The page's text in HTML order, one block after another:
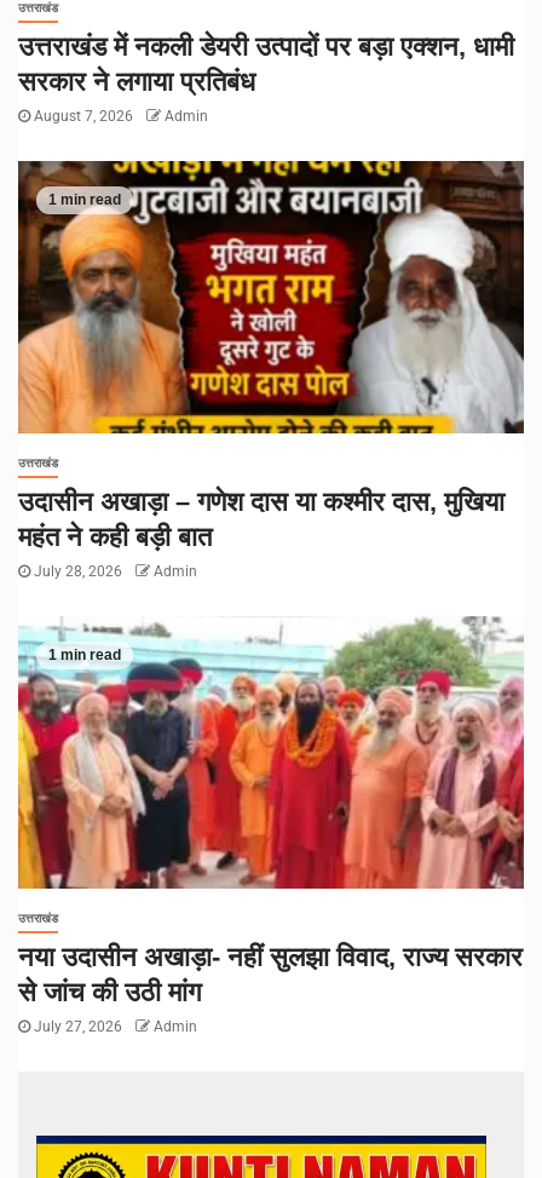
उत्तराखंड
उत्तराखंड में नकली डेयरी उत्पादों पर बड़ा एक्शन, धामी
सरकार ने लगाया प्रतिबंध
August 7, 2026 Admin
1 min read
उत्तराखंड
उदासीन अखाड़ा – गणेश दास या कश्मीर दास, मुखिया
महंत ने कही बड़ी बात
July 28, 2026 Admin
1 min read
उत्तराखंड
नया उदासीन अखाड़ा- नहीं सुलझा विवाद, राज्य सरकार
से जांच की उठी मांग
July 27, 2026 Admin